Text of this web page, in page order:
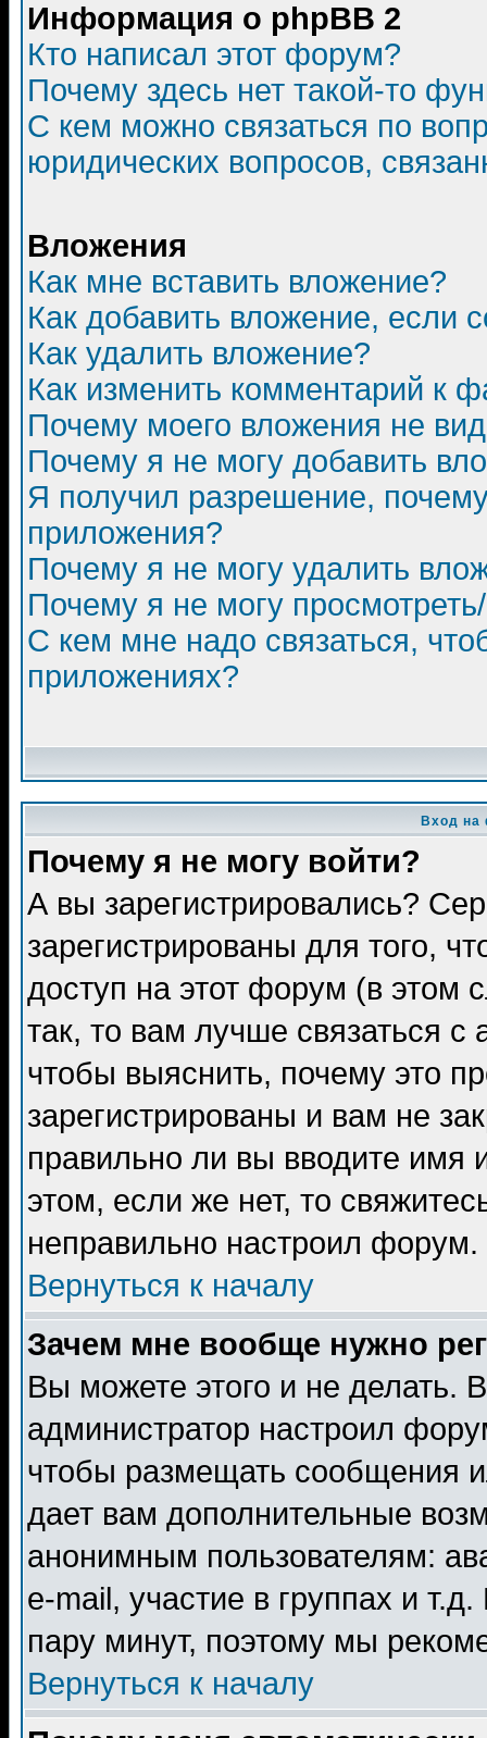
Информация о phpBB 2
Кто написал этот форум?
Почему здесь нет такой-то
С кем можно связаться по
юридических вопросов,
Вложения
Как мне вставить вложение?
Как добавить вложение, если
Как удалить вложение?
Как изменить комментарий к
Почему моего вложения не
Почему я не могу добавить
Я получил разрешение,
приложения?
Почему я не могу удалить
Почему я не могу
С кем мне надо связаться,
приложениях?
Вход на
Почему я не могу войти?
А вы зарегистрировались?
зарегистрированы для того,
доступ на этот форум (в этом
так, то вам лучше связаться
чтобы выяснить, почему это
зарегистрированы и вам не
правильно ли вы вводите
этом, если же нет, то
неправильно настроил форум.
Вернуться к началу
Зачем мне вообще нужно
Вы можете этого и не делать.
администратор настроил
чтобы размещать сообщения
дает вам дополнительные
анонимным пользователям:
e-mail, участие в группах и
пару минут, поэтому мы
Вернуться к началу